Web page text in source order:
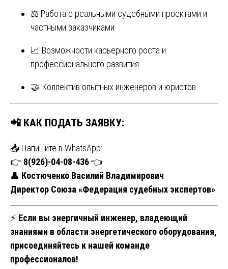
⚖️ Работа с реальными судебными проектами и
частными заказчиками
📈 Возможности карьерного роста и
профессионального развития
🤝 Коллектив опытных инженеров и юристов
📲 КАК ПОДАТЬ ЗАЯВКУ:
📥 Напишите в WhatsApp:
👉 8(926)-04-08-436👈
👤 Костюченко Василий Владимирович
Директор Союза «Федерация судебных экспертов»
⚡ Если вы энергичный инженер, владеющий
знаниями в области энергетического оборудования,
присоединяйтесь к нашей команде
профессионалов!